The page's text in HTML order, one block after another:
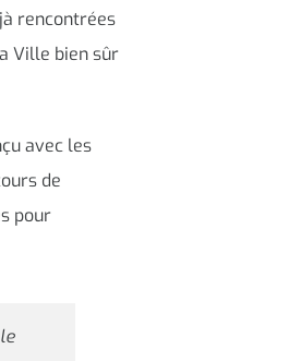
rencontrées
Ville bien sûr
avec les
de
pour